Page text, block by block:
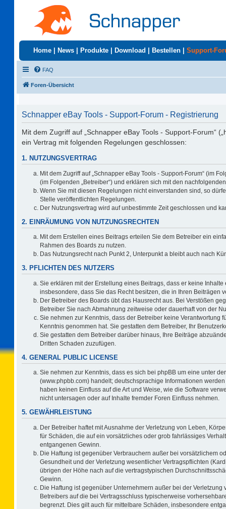
Home News Produkte Download Bestellen Support-
FAQ
Foren-Übersicht
Schnapper eBay Tools - Support-Forum - Registrierung
Mit dem Zugriff auf „Schnapper eBay Tools - Support-Forum“
ein Vertrag mit folgenden Regelungen geschlossen:
1. NUTZUNGSVERTRAG
Mit dem Zugriff auf „Schnapper eBay Tools - Support-Forum“ (im
(im Folgenden „Betreiber“) und erklären sich mit den
Wenn Sie mit diesen Regelungen nicht einverstanden sind, so
Stelle veröffentlichten Regelungen.
Der Nutzungsvertrag wird auf unbestimmte Zeit geschlossen und
2. EINRÄUMUNG VON NUTZUNGSRECHTEN
Mit dem Erstellen eines Beitrags erteilen Sie dem Betreiber ein
Rahmen des Boards zu nutzen.
Das Nutzungsrecht nach Punkt 2, Unterpunkt a bleibt auch nach
3. PFLICHTEN DES NUTZERS
Sie erklären mit der Erstellung eines Beitrags, dass er keine
insbesondere, dass Sie das Recht besitzen, die in Ihren Beiträgen
Der Betreiber des Boards übt das Hausrecht aus. Bei Verstößen
Betreiber Sie nach Abmahnung zeitweise oder dauerhaft von der
Sie nehmen zur Kenntnis, dass der Betreiber keine Verantwortung
Kenntnis genommen hat. Sie gestatten dem Betreiber, Ihr
Sie gestatten dem Betreiber darüber hinaus, Ihre Beiträge
Dritten Schaden zuzufügen.
4. GENERAL PUBLIC LICENSE
Sie nehmen zur Kenntnis, dass es sich bei phpBB um eine unter der
(www.phpbb.com) handelt; deutschsprachige Informationen
haben keinen Einfluss auf die Art und Weise, wie die Software
nicht untersagen oder auf Inhalte fremder Foren Einfluss nehmen.
5. GEWÄHRLEISTUNG
Der Betreiber haftet mit Ausnahme der Verletzung von Leben,
für Schäden, die auf ein vorsätzliches oder grob fahrlässiges
entgangenen Gewinn.
Die Haftung ist gegenüber Verbrauchern außer bei vorsätzlichem
Gesundheit und der Verletzung wesentlicher Vertragspflichten
übrigen der Höhe nach auf die vertragstypischen
Gewinn.
Die Haftung ist gegenüber Unternehmern außer bei der
Betreibers auf die bei Vertragsschluss typischerweise
begrenzt. Dies gilt auch für mittelbare Schäden, insbesondere